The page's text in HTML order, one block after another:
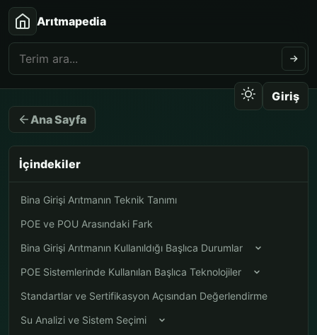
Arıtmapedia
Giriş
Ana Sayfa
İçindekiler
Bina Girişi Arıtmanın Teknik Tanımı
POE ve POU Arasındaki Fark
Bina Girişi Arıtmanın Kullanıldığı Başlıca Durumlar
POE Sistemlerinde Kullanılan Başlıca Teknolojiler
Standartlar ve Sertifikasyon Açısından Değerlendirme
Su Analizi ve Sistem Seçimi